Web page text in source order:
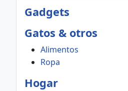
Gadgets
Gatos & otros
Alimentos
Ropa
Hogar